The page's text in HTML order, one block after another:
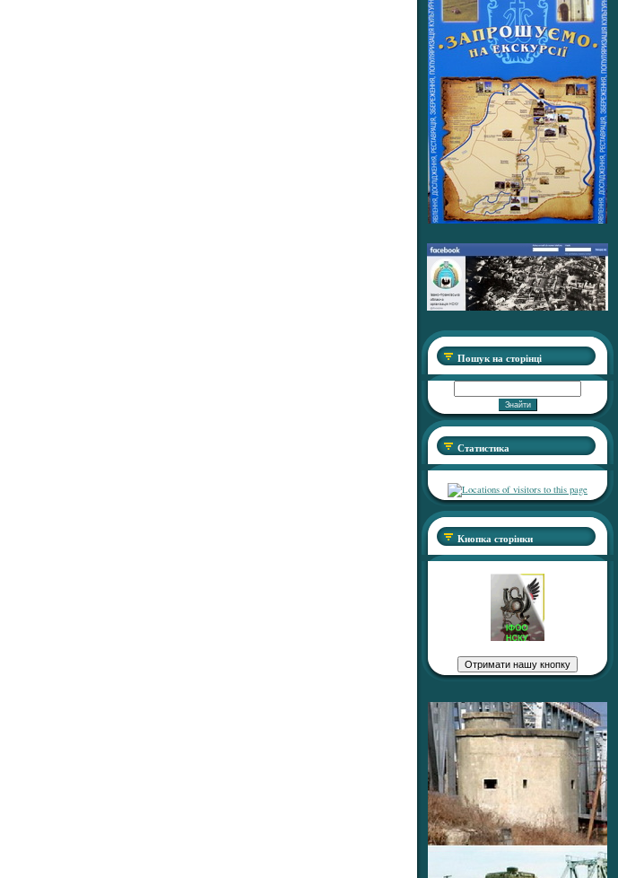
Пошук на сторінці
Статистика
Кнопка сторінки